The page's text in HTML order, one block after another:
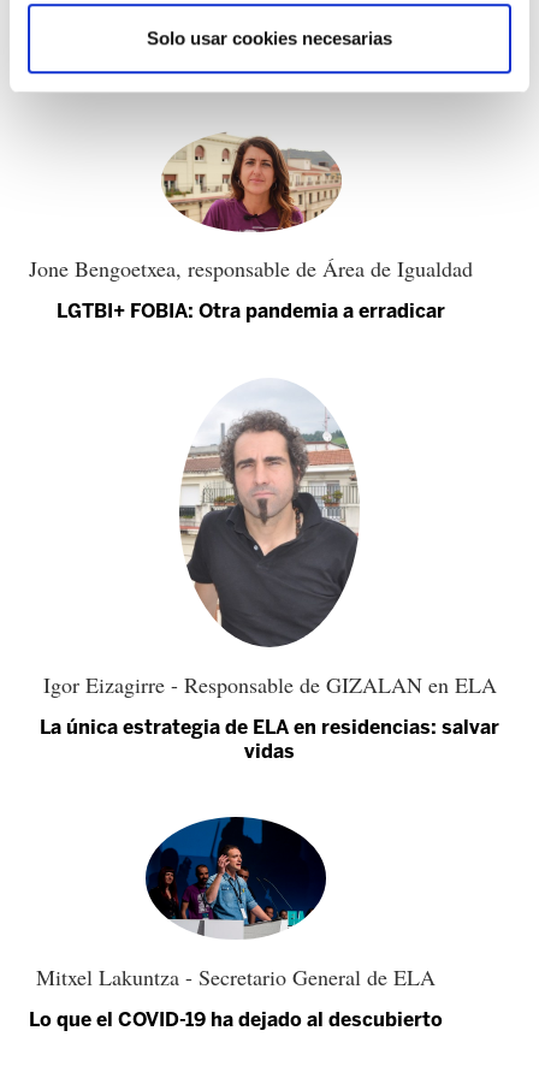
Solo usar cookies necesarias
Jone Bengoetxea, responsable de Área de Igualdad
LGTBI+ FOBIA: Otra pandemia a erradicar
Igor Eizagirre - Responsable de GIZALAN en ELA
La única estrategia de ELA en residencias: salvar
vidas
Mitxel Lakuntza - Secretario General de ELA
Lo que el COVID-19 ha dejado al descubierto